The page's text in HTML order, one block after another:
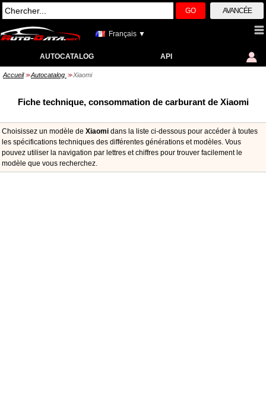
GO AVANCÉE
Français ▼
AUTOCATALOG API
Accueil >> Autocatalog >> Xiaomi
Fiche technique, consommation de carburant de Xiaomi
Choisissez un modèle de Xiaomi dans la liste ci-dessous pour accéder à toutes
les spécifications techniques des différentes générations et modèles. Vous
pouvez utiliser la navigation par lettres et chiffres pour trouver facilement le
modèle que vous recherchez.